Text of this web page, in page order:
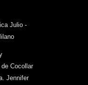
Julio -
Cocollar
Jennifer